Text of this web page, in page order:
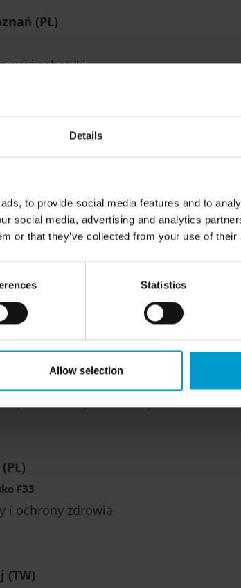
Details
to provide social media features and to
social media, advertising and analytics
or that they’ve collected from your use of
Statistics
Allow selection
(PL)
i robotyki
chemicznego
F33
i ochrony zdrowia
(TW)